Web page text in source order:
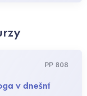
PP 808
v dnešní